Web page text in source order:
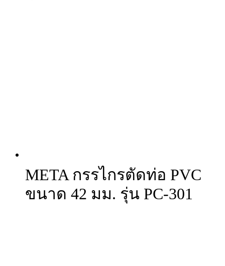
META กรรไกรตัดท่อ PVC
ขนาด 42 มม. รุ่น PC-301